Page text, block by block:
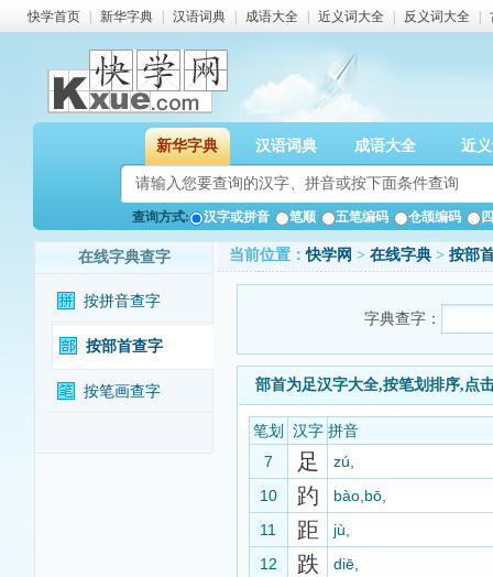
快学首页 新华字典 汉语词典 成语大全 近义词大全 反义词大全
新华字典 汉语词典 成语大全 近
查询方式: 汉字或拼音 笔顺 五笔编码 仓颉编码
在线字典查字
按拼音查字
按部首查字
按笔画查字
当前位置：快学网 > 在线字典 > 按部
字典查字：
部首为足汉字大全,按笔划排序,点
笔划 汉字 拼音
7
足
zú,
10
趵
bào,bō,
11
距
jù,
12
跌
diē,